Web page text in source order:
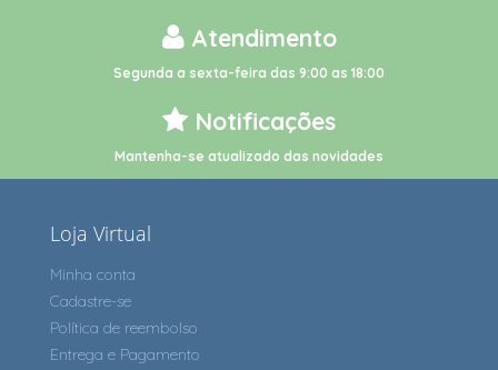
Atendimento
Segunda a sexta-feira das 9:00 as 18:00
Notificações
Mantenha-se atualizado das novidades
Loja Virtual
Minha conta
Cadastre-se
Política de reembolso
Entrega e Pagamento